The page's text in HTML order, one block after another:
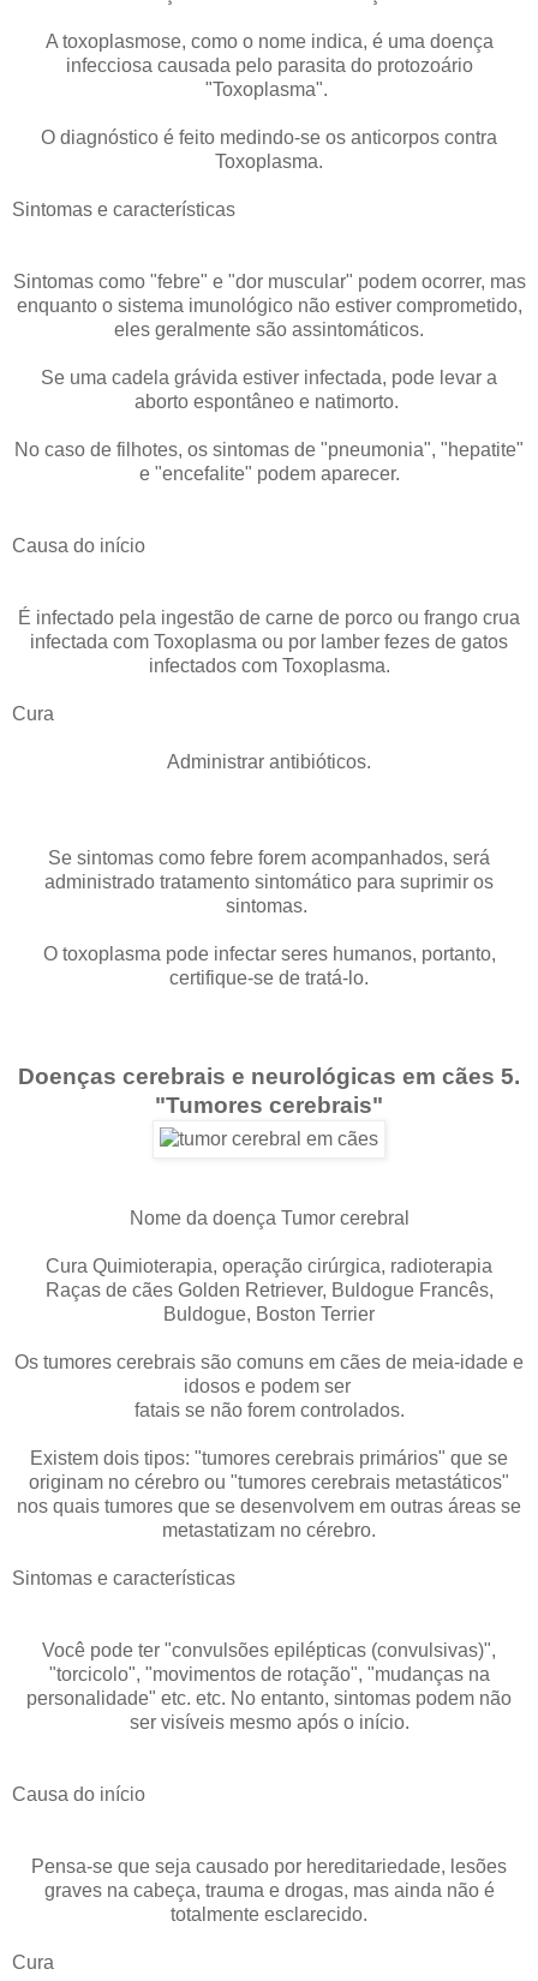
A toxoplasmose, como o nome indica, é uma doença
infecciosa causada pelo parasita do protozoário
"Toxoplasma".
O diagnóstico é feito medindo-se os anticorpos contra
Toxoplasma.
Sintomas e características
Sintomas como "febre" e "dor muscular" podem ocorrer, mas
enquanto o sistema imunológico não estiver comprometido,
eles geralmente são assintomáticos.
Se uma cadela grávida estiver infectada, pode levar a
aborto espontâneo e natimorto.
No caso de filhotes, os sintomas de "pneumonia", "hepatite"
e "encefalite" podem aparecer.
Causa do início
É infectado pela ingestão de carne de porco ou frango crua
infectada com Toxoplasma ou por lamber fezes de gatos
infectados com Toxoplasma.
Cura
Administrar antibióticos.
Se sintomas como febre forem acompanhados, será
administrado tratamento sintomático para suprimir os
sintomas.
O toxoplasma pode infectar seres humanos, portanto,
certifique-se de tratá-lo.
Doenças cerebrais e neurológicas em cães 5.
"Tumores cerebrais"
Nome da doença Tumor cerebral
Cura Quimioterapia, operação cirúrgica, radioterapia
Raças de cães Golden Retriever, Buldogue Francês,
Buldogue, Boston Terrier
Os tumores cerebrais são comuns em cães de meia-idade e
idosos e podem ser
fatais se não forem controlados.
Existem dois tipos: "tumores cerebrais primários" que se
originam no cérebro ou "tumores cerebrais metastáticos"
nos quais tumores que se desenvolvem em outras áreas se
metastatizam no cérebro.
Sintomas e características
Você pode ter "convulsões epilépticas (convulsivas)",
"torcicolo", "movimentos de rotação", "mudanças na
personalidade" etc. etc. No entanto, sintomas podem não
ser visíveis mesmo após o início.
Causa do início
Pensa-se que seja causado por hereditariedade, lesões
graves na cabeça, trauma e drogas, mas ainda não é
totalmente esclarecido.
Cura